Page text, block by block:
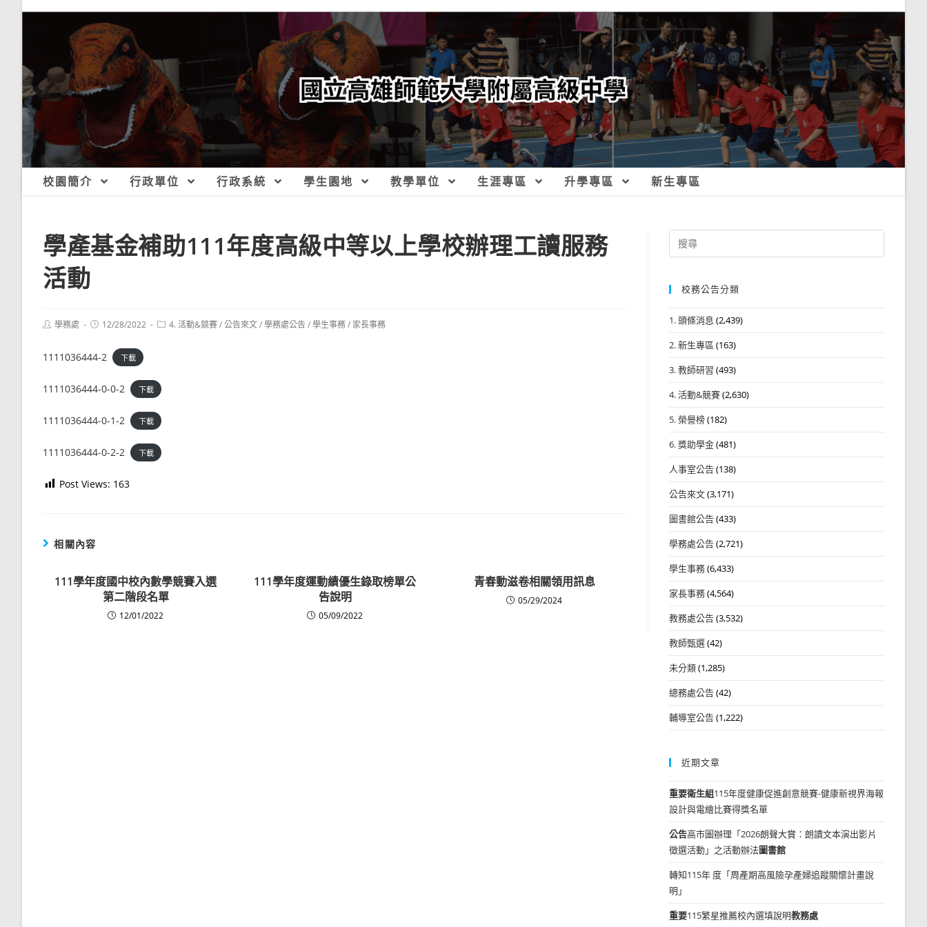
校園簡介 行政單位 行政系統 學生園地 教學單位 生涯專區 升學專區 新生專區
學產基金補助111年度高級中等以上學校辦理工讀服務
活動
Post學務處
Post12/28/2022
Post4. 活動&競賽/公告來文/學務處公告/學生事務/ 家長事務
1111036444-2 下載
1111036444-0-0-2 下載
1111036444-0-1-2 下載
1111036444-0-2-2 下載
Post Views: 163
相關內容
111學年度國中校內數學競賽入選
第二階段名單
12/01/2022
111學年度運動績優生錄取榜單公
告說明
05/09/2022
青春動滋卷相關領用訊息
05/29/2024
Search
for:
校務公告分類
1. 頭條消息 (2,439)
2. 新生專區 (163)
3. 教師研習 (493)
4. 活動&競賽(2,630)
5. 榮譽榜(182)
6. 獎助學金(481)
人事室公告(138)
公告來文(3,171)
圖書館公告(433)
學務處公告(2,721)
學生事務(6,433)
家長事務(4,564)
教務處公告(3,532)
教師甄選(42)
未分類(1,285)
總務處公告(42)
輔導室公告(1,222)
近期文章
重要衛生組115年度健康促進創意競賽-健康新視界海報
設計與電繪比賽得獎名單
公告高市圖辦理「2026朗聲大賞：朗讀文本演出影片
徵選活動」之活動辦法圖書館
轉知115年 度「周產期高風險孕產婦追蹤關懷計畫說
明」
重要115繁星推薦校內選填說明教務處